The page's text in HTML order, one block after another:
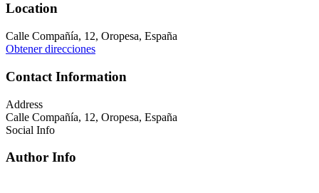
Location
Calle Compañía, 12, Oropesa, España
Obtener direcciones
Contact Information
Address
Calle Compañía, 12, Oropesa, España
Social Info
Author Info